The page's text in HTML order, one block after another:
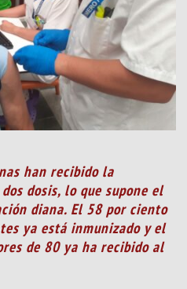
han recibido la
dosis, lo que supone el
diana. El 58 por ciento
ya está inmunizado y el
de 80 ya ha recibido al